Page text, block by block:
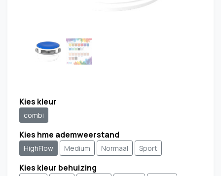
Kies kleur
combi
Kies hme ademweerstand
HighFlow Medium Normaal Sport
Kies kleur behuizing